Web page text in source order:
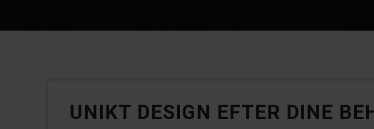
UNIKT DESIGN EFTER DINE